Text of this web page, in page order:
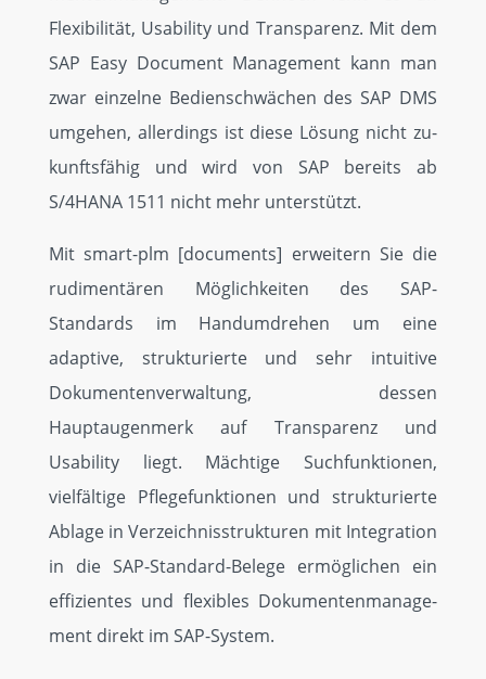
Services
Events
Kontakt
Flexibilität, Usability und Transpa­renz. Mit dem
SAP Easy Document Management kann man
zwar einzelne Be­dienschwächen des SAP DMS
umgehen, allerdings ist diese Lösung nicht zu­
kunftsfähig und wird von SAP bereits ab
S/4HANA 1511 nicht mehr unter­stützt.
Mit smart-plm [documents] erweitern Sie die
rudimentären Möglichkeiten des SAP-
Standards im Handumdrehen um eine
adaptive, strukturierte und sehr intuitive
Dokumentenverwaltung, des­sen
Hauptaugenmerk auf Trans­parenz und
Usability liegt. Mächtige Suchfunk­tionen,
vielfältige Pflege­funk­tionen und strukturierte
Ablage in Verzeichnis­strukturen mit Integration
in die SAP-Stan­dard-Belege ermöglichen ein
effizientes und flexibles Doku­menten­manage­
ment direkt im SAP-System.